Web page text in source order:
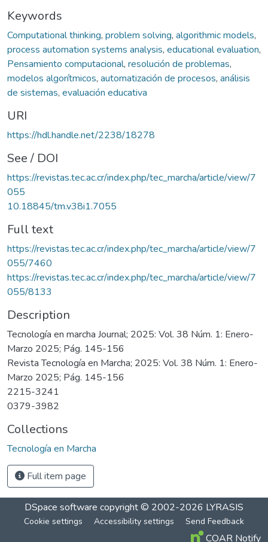
Keywords
Computational thinking, problem solving, algorithmic models,
process automation systems analysis, educational evaluation,
Pensamiento computacional, resolución de problemas,
modelos algorítmicos, automatización de procesos, análisis
de sistemas, evaluación educativa
URI
https://hdl.handle.net/2238/18278
See / DOI
https://revistas.tec.ac.cr/index.php/tec_marcha/article/view/7
055
10.18845/tm.v38i1.7055
Full text
https://revistas.tec.ac.cr/index.php/tec_marcha/article/view/7
055/7460
https://revistas.tec.ac.cr/index.php/tec_marcha/article/view/7
055/8133
Description
Tecnología en marcha Journal; 2025: Vol. 38 Núm. 1: Enero-
Marzo 2025; Pág. 145-156
Revista Tecnología en Marcha; 2025: Vol. 38 Núm. 1: Enero-
Marzo 2025; Pág. 145-156
2215-3241
0379-3982
Collections
Tecnología en Marcha
Full item page
DSpace software copyright © 2002-2026 LYRASIS
Cookie settings Accessibility settings Send Feedback
COAR Notify